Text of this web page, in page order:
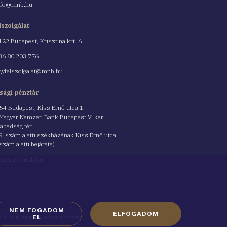
Budapest, Krisztina krt. 6.
80 203 776
pénztár
Budapest, Kiss Ernő utca 1.
Nemzeti Bank Budapest V. ker.,
tér
szám alatti székházának Kiss Ernő utca
alatti bejárata)
a honlappal kapcsolatban
NEM FOGADOM
EL
ELFOGADOM